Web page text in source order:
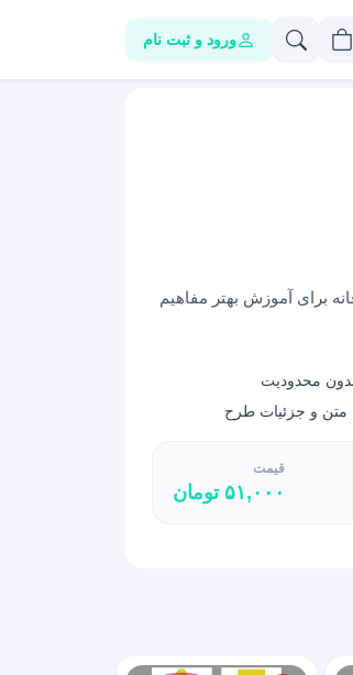
ورود و ثبت نام
برای آموزش بهتر مفاهیم
محدودیت
متن و جزئیات طرح
قیمت
۵۱,۰۰۰ تومان